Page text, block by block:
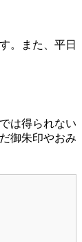
。また、平日
は得られない
御朱印やおみ